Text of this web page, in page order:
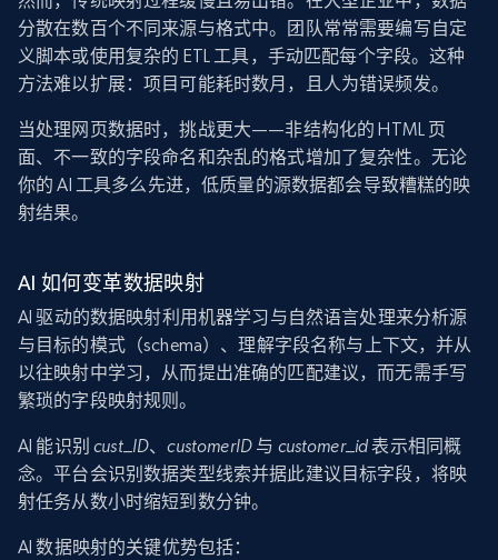
分散在数百个不同来源与格式中。团队常常需要编写自定
义脚本或使用复杂的 ETL 工具，手动匹配每个字段。这种
方法难以扩展：项目可能耗时数月，且人为错误频发。
当处理网页数据时，挑战更大——非结构化的 HTML 页
面、不一致的字段命名和杂乱的格式增加了复杂性。无论
你的 AI 工具多么先进，低质量的源数据都会导致糟糕的映
射结果。
AI 如何变革数据映射
AI 驱动的数据映射利用机器学习与自然语言处理来分析源
与目标的模式（schema）、理解字段名称与上下文，并从
以往映射中学习，从而提出准确的匹配建议，而无需手写
繁琐的字段映射规则。
AI 能识别cust_ID、customerID 与 customer_id表示相同概
念。平台会识别数据类型线索并据此建议目标字段，将映
射任务从数小时缩短到数分钟。
AI 数据映射的关键优势包括：